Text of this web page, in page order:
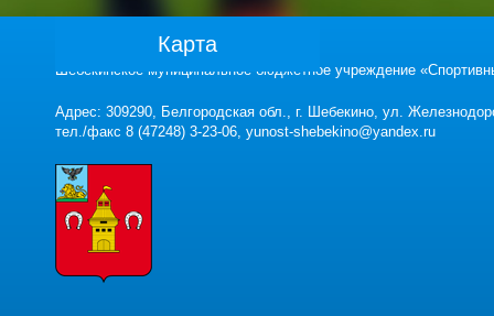
Карта
Шебекинское муниципальное бюджетное учреждение
Адрес: 309290, Белгородская обл., г. Шебекино, ул.
тел./факс 8 (47248) 3-23-06, yunost-shebekino@yandex.ru